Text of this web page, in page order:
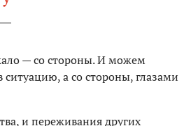
— со стороны. И можем
а со стороны, глазами
и переживания других